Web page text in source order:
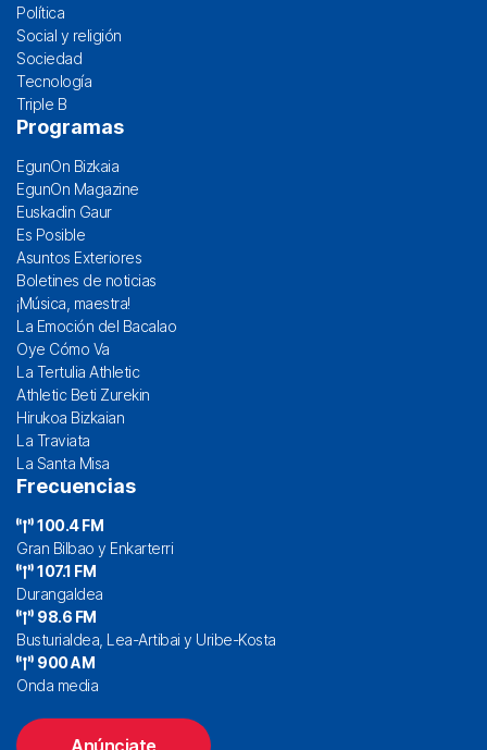
Política
Social y religión
Sociedad
Tecnología
Triple B
Programas
EgunOn Bizkaia
EgunOn Magazine
Euskadin Gaur
Es Posible
Asuntos Exteriores
Boletines de noticias
¡Música, maestra!
La Emoción del Bacalao
Oye Cómo Va
La Tertulia Athletic
Athletic Beti Zurekin
Hirukoa Bizkaian
La Traviata
La Santa Misa
Frecuencias
100.4 FM
Gran Bilbao y Enkarterri
107.1 FM
Durangaldea
98.6 FM
Busturialdea, Lea-Artibai y Uribe-Kosta
900 AM
Onda media
Anúnciate